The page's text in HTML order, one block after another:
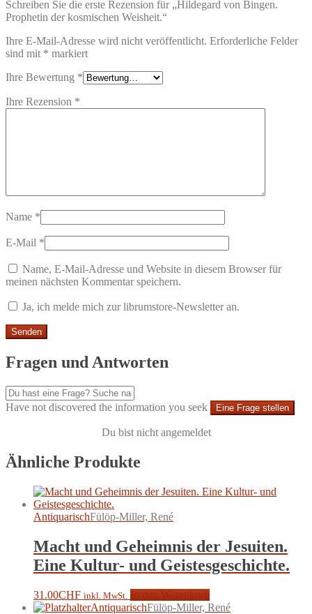
Schreiben Sie die erste Rezension für „Hildegard von Bingen.
Prophetin der kosmischen Weisheit.“
Ihre E-Mail-Adresse wird nicht veröffentlicht. Erforderliche Felder
sind mit * markiert
Ihre Bewertung *
Ihre Rezension *
Name *
E-Mail *
Name, E-Mail-Adresse und Website in diesem Browser für
meinen nächsten Kommentar speichern.
Ja, ich melde mich zur librumstore-Newsletter an.
Fragen und Antworten
Have not discovered the information you seek Eine Frage stellen
Du bist nicht angemeldet
Ähnliche Produkte
AntiquarischFülöp-Miller, René
Macht und Geheimnis der Jesuiten.
Eine Kultur- und Geistesgeschichte.
31.00CHF inkl. MwSt.
AntiquarischFülöp-Miller, René